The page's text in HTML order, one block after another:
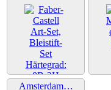
Weiter »
Amsterdam…